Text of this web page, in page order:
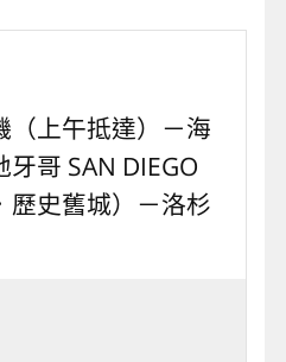
（上午抵達）－海
哥 SAN DIEGO
歷史舊城）－洛杉